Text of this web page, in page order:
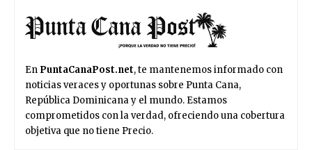
En PuntaCanaPost.net, te mantenemos informado con
noticias veraces y oportunas sobre Punta Cana,
República Dominicana y el mundo. Estamos
comprometidos con la verdad, ofreciendo una cobertura
objetiva que no tiene Precio.